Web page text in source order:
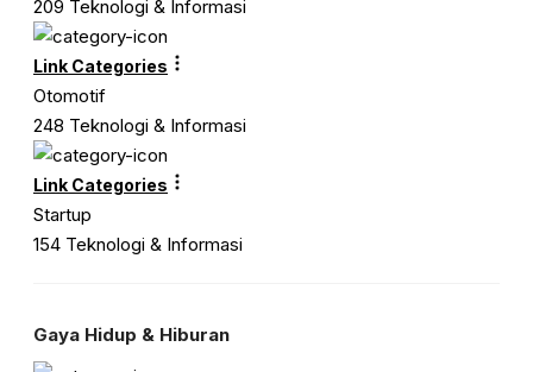
209 Teknologi & Informasi
Link Categories
Otomotif
248 Teknologi & Informasi
Link Categories
Startup
154 Teknologi & Informasi
Gaya Hidup & Hiburan